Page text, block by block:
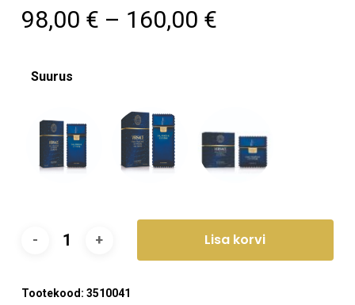
98,00 € – 160,00 €
Suurus
Lisa korvi
Tootekood: 3510041